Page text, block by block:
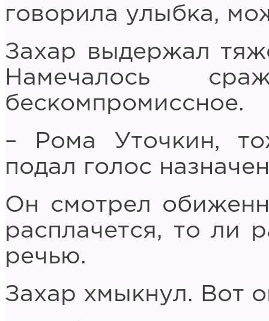
говорила улыбка,
Захар выдержал
Намечалось
бескомпромиссное.
– Рома Уточкин,
подал голос
Он смотрел
расплачется, то ли
речью.
Захар хмыкнул. Вот